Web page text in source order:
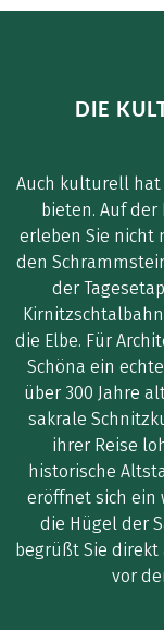
DIE
Auch kulturell hat
bieten. Auf der
erleben Sie nicht
den
der
die Elbe. Für
Schöna ein
über 300 Jahre
sakrale
ihrer Reise
historische
eröffnet sich ein
die Hügel der
begrüßt Sie
vor